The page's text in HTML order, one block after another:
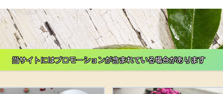
当サイトにはプロモーションが含まれている場合があります